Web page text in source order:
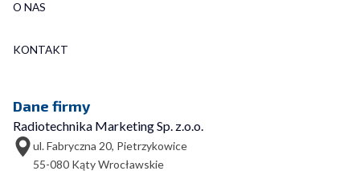
O NAS
KONTAKT
Dane firmy
Radiotechnika Marketing Sp. z.o.o.
ul. Fabryczna 20, Pietrzykowice
55-080 Kąty Wrocławskie